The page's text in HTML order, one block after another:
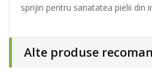
sprijin pentru sanatatea pielii din
Alte produse